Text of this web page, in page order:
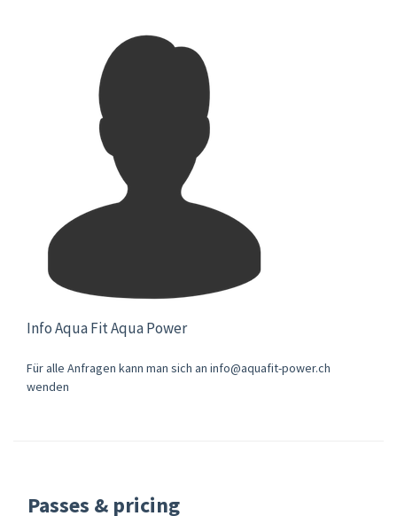
Info Aqua Fit Aqua Power
Für alle Anfragen kann man sich an info@aquafit-power.ch
wenden
Passes & pricing